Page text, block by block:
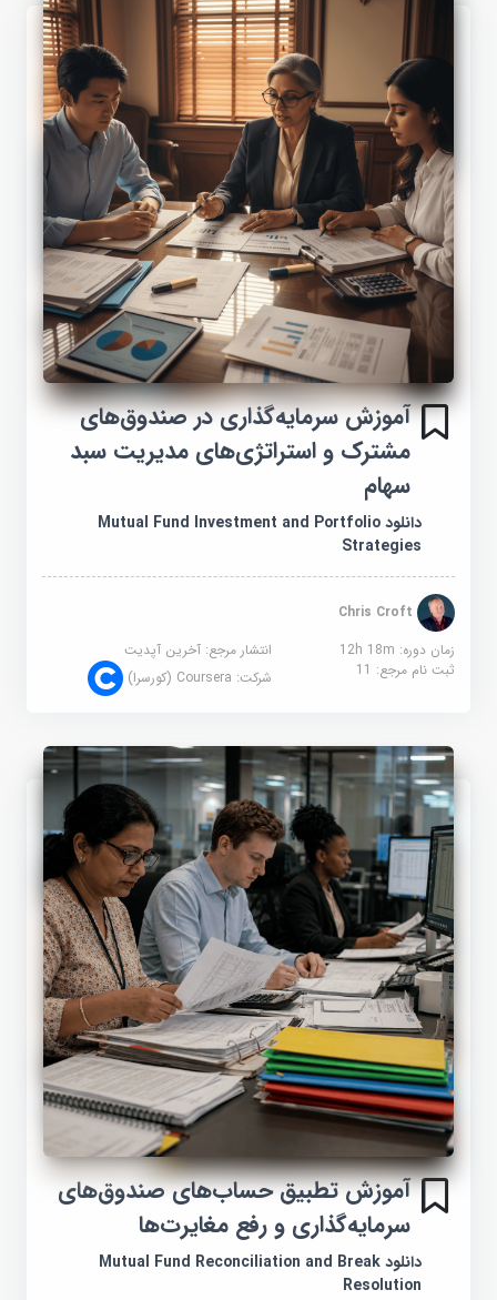
آموزش سرمایه‌گذاری در صندوق‌های
مشترک و استراتژی‌های مدیریت سبد
سهام
دانلود Mutual Fund Investment and Portfolio
Strategies
Chris Croft
زمان دوره: 12h 18m
انتشار مرجع:آخرین آپدیت
ثبت نام مرجع:11 شرکت:Coursera (کورسرا)
آموزش تطبیق حساب‌های صندوق‌های
سرمایه‌گذاری و رفع مغایرت‌ها
دانلود Mutual Fund Reconciliation and Break
Resolution